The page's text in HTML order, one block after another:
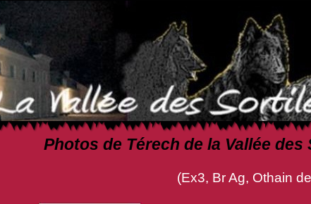
Photos de Térech de la Vallée
(Ex3, Br Ag, Othain de la